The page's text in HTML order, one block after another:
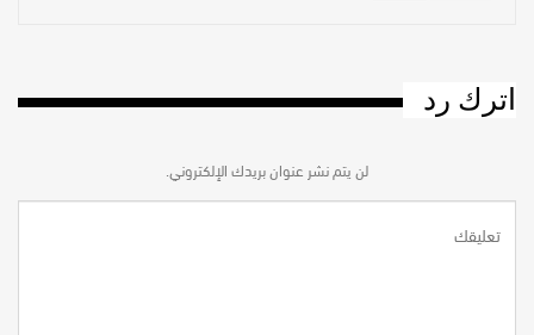
اترك رد
لن يتم نشر عنوان بريدك الإلكتروني.